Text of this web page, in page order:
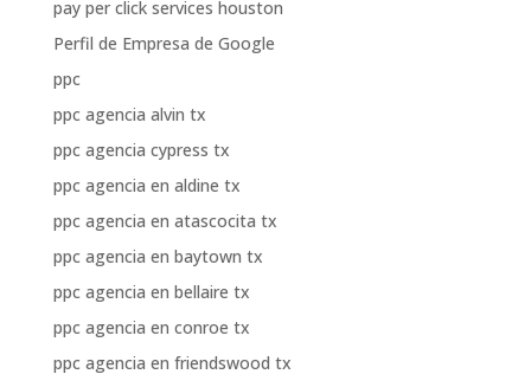
pay per click services houston
Perfil de Empresa de Google
ppc
ppc agencia alvin tx
ppc agencia cypress tx
ppc agencia en aldine tx
ppc agencia en atascocita tx
ppc agencia en baytown tx
ppc agencia en bellaire tx
ppc agencia en conroe tx
ppc agencia en friendswood tx